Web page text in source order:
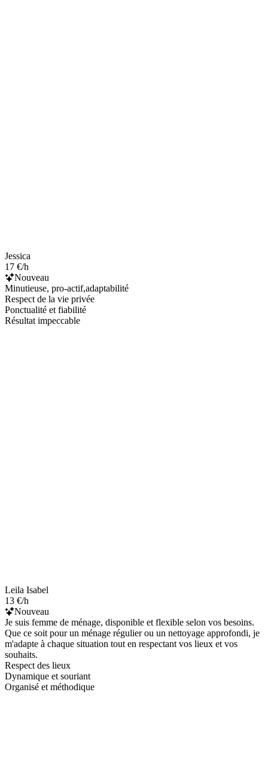
Jessica
17 €/h
Nouveau
Minutieuse, pro-actif,adaptabilité
Respect de la vie privée
Ponctualité et fiabilité
Résultat impeccable
Leila Isabel
13 €/h
Nouveau
Je suis femme de ménage, disponible et flexible selon vos besoins.
Que ce soit pour un ménage régulier ou un nettoyage approfondi, je
m'adapte à chaque situation tout en respectant vos lieux et vos
souhaits.
Respect des lieux
Dynamique et souriant
Organisé et méthodique